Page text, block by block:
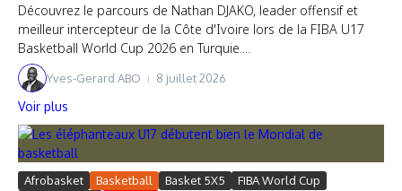
Découvrez le parcours de Nathan DJAKO, leader offensif et
meilleur intercepteur de la Côte d'Ivoire lors de la FIBA U17
Basketball World Cup 2026 en Turquie....
Yves-Gerard ABO 8 juillet 2026
Voir plus
Afrobasket Basketball Basket 5X5
FIBA World Cup